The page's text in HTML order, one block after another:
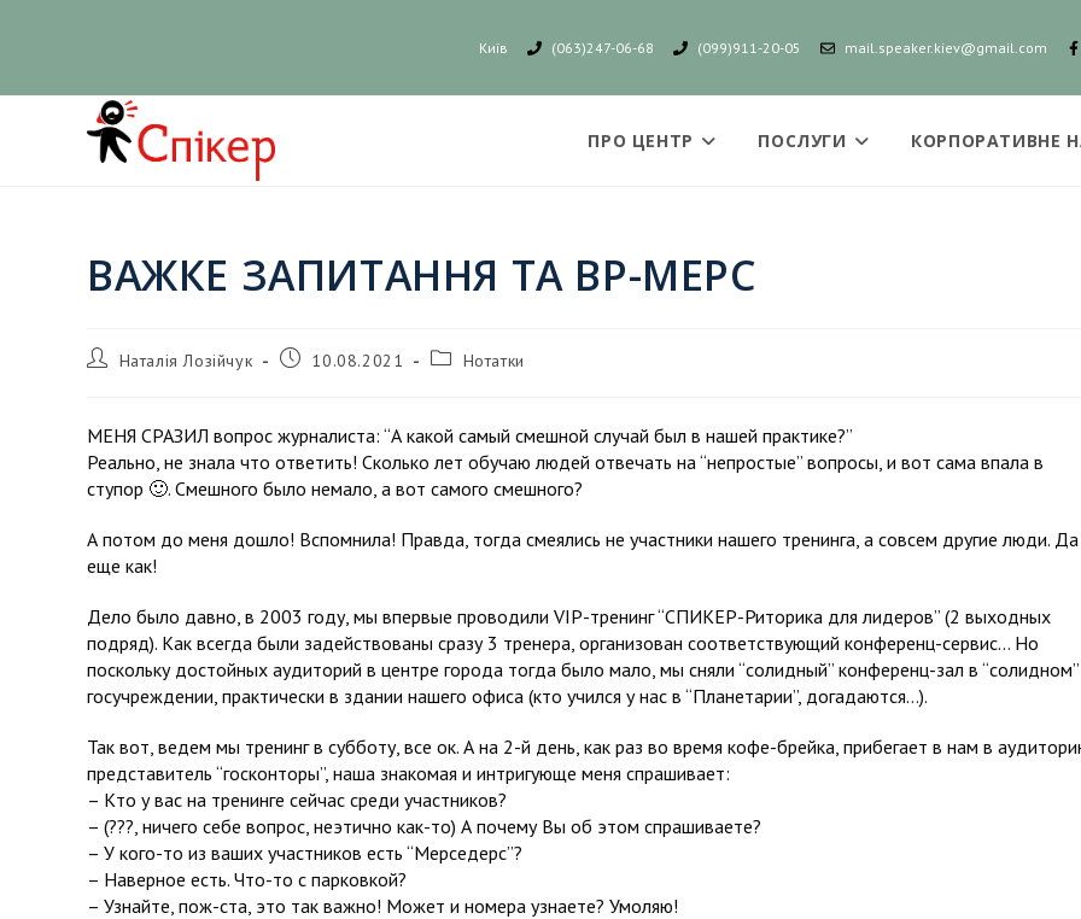
Київ (063)247-06-68 (099)911-20-05 mail.speaker.kiev@gmail.com
ПРО ЦЕНТР ПОСЛУГИ КОРПОРАТИВНЕ
ВАЖКЕ ЗАПИТАННЯ ТА ВР-МЕРС
Наталія Лозійчук 10.08.2021 Нотатки
МЕНЯ СРАЗИЛ вопрос журналиста: “А какой самый смешной случай был в нашей практике?”
Реально, не знала что ответить! Сколько лет обучаю людей отвечать на “непростые” вопросы, и вот сама впала в
ступор 🙂. Смешного было немало, а вот самого смешного?
А потом до меня дошло! Вспомнила! Правда, тогда смеялись не участники нашего тренинга, а совсем другие люди. Да
еще как!
Дело было давно, в 2003 году, мы впервые проводили VIP-тренинг “СПИКЕР-Риторика для лидеров” (2 выходных
подряд). Как всегда были задействованы сразу 3 тренера, организован соответствующий конференц-сервис… Но
поскольку достойных аудиторий в центре города тогда было мало, мы сняли “солидный” конференц-зал в “солидном”
госучреждении, практически в здании нашего офиса (кто учился у нас в “Планетарии”, догадаются…).
Так вот, ведем мы тренинг в субботу, все ок. А на 2-й день, как раз во время кофе-брейка, прибегает в нам в
представитель “госконторы”, наша знакомая и интригующе меня спрашивает:
– Кто у вас на тренинге сейчас среди участников?
– (???, ничего себе вопрос, неэтично как-то) А почему Вы об этом спрашиваете?
– У кого-то из ваших участников есть “Мерседерс”?
– Наверное есть. Что-то с парковкой?
– Узнайте, пож-ста, это так важно! Может и номера узнаете? Умоляю!